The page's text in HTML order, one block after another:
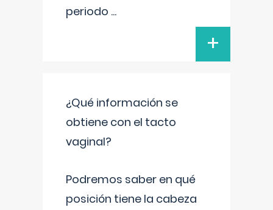
periodo ...
+
¿Qué información se
obtiene con el tacto
vaginal?
Podremos saber en qué
posición tiene la cabeza